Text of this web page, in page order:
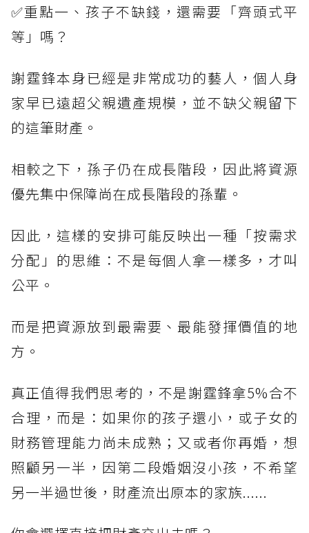
✅重點一、孩子不缺錢，還需要「齊頭式平
等」嗎？
謝霆鋒本身已經是非常成功的藝人，個人身
家早已遠超父親遺產規模，並不缺父親留下
的這筆財產。
相較之下，孫子仍在成長階段，因此將資源
優先集中保障尚在成長階段的孫輩。
因此，這樣的安排可能反映出一種「按需求
分配」的思維：不是每個人拿一樣多，才叫
公平。
而是把資源放到最需要、最能發揮價值的地
方。
真正值得我們思考的，不是謝霆鋒拿5%合不
合理，而是：如果你的孩子還小，或子女的
財務管理能力尚未成熟；又或者你再婚，想
照顧另一半，因第二段婚姻沒小孩，不希望
另一半過世後，財產流出原本的家族......